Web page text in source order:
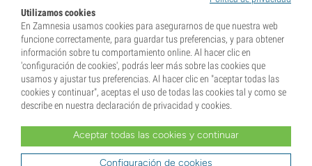
Utilizamos cookies
En Zamnesia usamos cookies para asegurarnos de que nuestra web
funcione correctamente, para guardar tus preferencias, y para obtener
información sobre tu comportamiento online. Al hacer clic en
'configuración de cookies', podrás leer más sobre las cookies que
usamos y ajustar tus preferencias. Al hacer clic en "aceptar todas las
cookies y continuar", aceptas el uso de todas las cookies tal y como se
describe en nuestra declaración de privacidad y cookies.
Aceptar todas las cookies y continuar
Configuración de cookies
* Nuestras semillas se venden como suvenires. La germinación de semillas es ilegal en muchos
tu lugar de residencia y que conoces las normativas locales. También eximes de toda responsabilidad a